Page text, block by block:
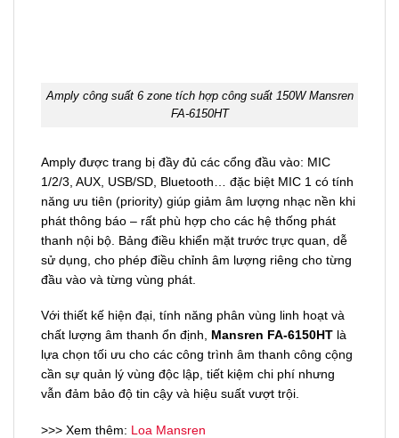
Amply công suất 6 zone tích hợp công suất 150W Mansren
FA-6150HT
Amply được trang bị đầy đủ các cổng đầu vào: MIC
1/2/3, AUX, USB/SD, Bluetooth… đặc biệt MIC 1 có tính
năng ưu tiên (priority) giúp giảm âm lượng nhạc nền khi
phát thông báo – rất phù hợp cho các hệ thống phát
thanh nội bộ. Bảng điều khiển mặt trước trực quan, dễ
sử dụng, cho phép điều chỉnh âm lượng riêng cho từng
đầu vào và từng vùng phát.
Với thiết kế hiện đại, tính năng phân vùng linh hoạt và
chất lượng âm thanh ổn định, Mansren FA-6150HT là
lựa chọn tối ưu cho các công trình âm thanh công cộng
cần sự quản lý vùng độc lập, tiết kiệm chi phí nhưng
vẫn đảm bảo độ tin cậy và hiệu suất vượt trội.
>>> Xem thêm: Loa Mansren